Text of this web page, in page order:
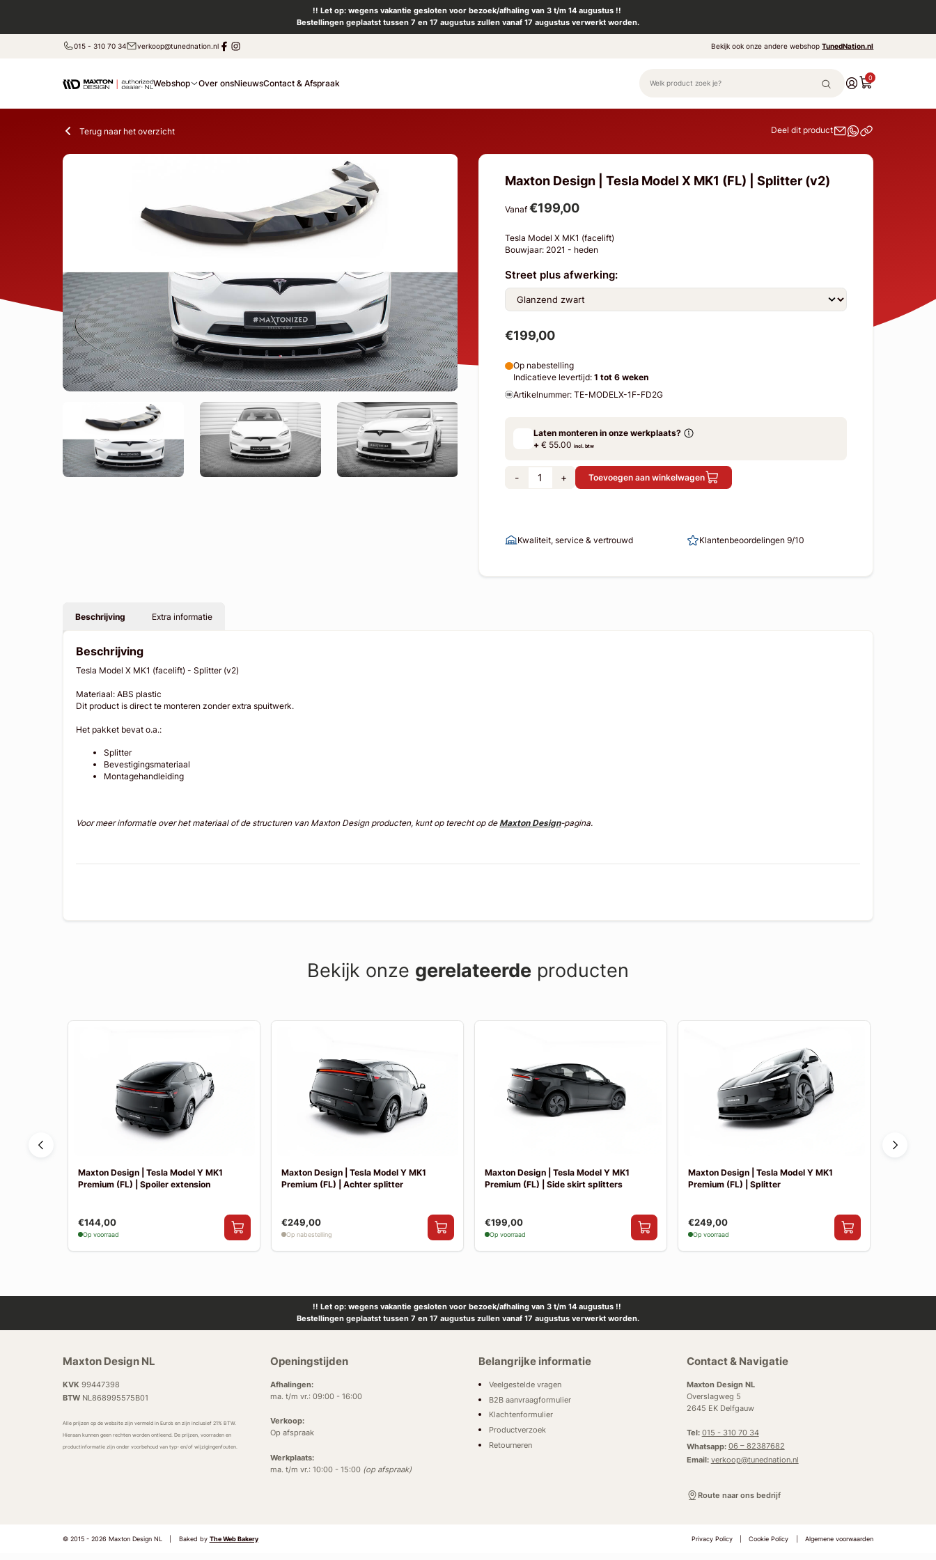
!! Let op: wegens vakantie gesloten voor bezoek/afhaling van 3 t/m 14 augustus !!
Bestellingen geplaatst tussen 7 en 17 augustus zullen vanaf 17 augustus verwerkt worden.
015 - 310 70 34 verkoop@tunednation.nl Bekijk ook onze andere webshopTunedNation.nl
Webshop Over onsNieuwsContact & Afspraak
0
Terug naar het overzicht Deel dit product
Maxton Design | Tesla Model X MK1 (FL) | Splitter (v2)
Vanaf €199,00
Tesla Model X MK1 (facelift)
Bouwjaar: 2021 - heden
Street plus afwerking:
€199,00
Op nabestelling
Indicatieve levertijd: 1 tot 6 weken
Artikelnummer: TE-MODELX-1F-FD2G
Laten monteren in onze werkplaats?
+€ 55.00 incl. btw
- + Toevoegen aan winkelwagen
Kwaliteit, service & vertrouwd Klantenbeoordelingen 9/10
Beschrijving Extra informatie
Beschrijving
Tesla Model X MK1 (facelift) - Splitter (v2)
Materiaal: ABS plastic
Dit product is direct te monteren zonder extra spuitwerk.
Het pakket bevat o.a.:
Splitter
Bevestigingsmateriaal
Montagehandleiding
Voor meer informatie over het materiaal of de structuren van Maxton Design producten, kunt op terecht op deMaxton Design-pagina.
Bekijk onze gerelateerde producten
Maxton Design | Tesla Model Y MK1
Premium (FL) | Spoiler extension
€144,00
Op voorraad
Maxton Design | Tesla Model Y MK1
Premium (FL) | Achter splitter
€249,00
Op nabestelling
Maxton Design | Tesla Model Y MK1
Premium (FL) | Side skirt splitters
€199,00
Op voorraad
Maxton Design | Tesla Model Y MK1
Premium (FL) | Splitter
€249,00
Op voorraad
!! Let op: wegens vakantie gesloten voor bezoek/afhaling van 3 t/m 14 augustus !!
Bestellingen geplaatst tussen 7 en 17 augustus zullen vanaf 17 augustus verwerkt worden.
Maxton Design NL
KVK 99447398
BTWNL868995575B01
Alle prijzen op de website zijn vermeld in Euro’s en zijn inclusief 21% BTW.
Hieraan kunnen geen rechten worden ontleend. De prijzen, voorraden en
productinformatie zijn onder voorbehoud van typ- en/of wijzigingenfouten.
Openingstijden
Afhalingen:
ma. t/m vr.: 09:00 - 16:00
Verkoop:
Op afspraak
Werkplaats:
ma. t/m vr.: 10:00 - 15:00 (op afspraak)
Belangrijke informatie
Veelgestelde vragen
B2B aanvraagformulier
Klachtenformulier
Productverzoek
Retourneren
Contact & Navigatie
Maxton Design NL
Overslagweg 5
2645 EK Delfgauw
Tel: 015 - 310 70 34
Whatsapp: 06 – 82387682
Email: verkoop@tunednation.nl
Route naar ons bedrijf
© 2015 - 2026 Maxton Design NL Baked by The Web Bakery Privacy Policy Cookie Policy Algemene voorwaarden